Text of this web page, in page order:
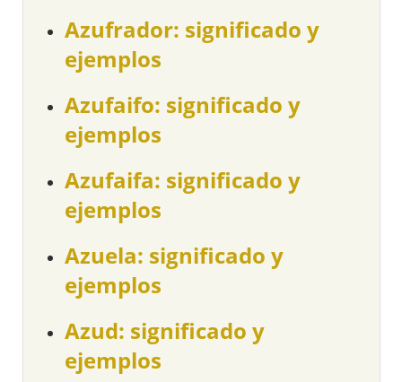
Azufrador: significado y
ejemplos
Azufaifo: significado y
ejemplos
Azufaifa: significado y
ejemplos
Azuela: significado y
ejemplos
Azud: significado y
ejemplos